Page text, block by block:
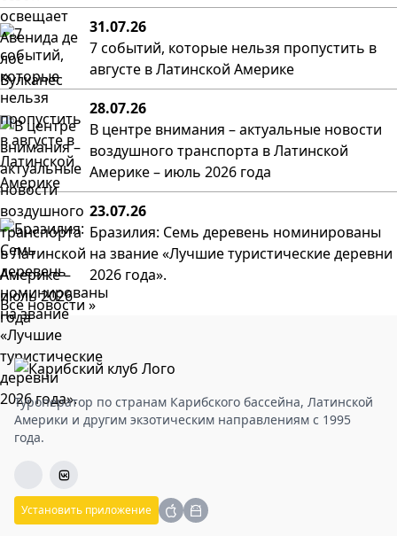
31.07.26
7 событий, которые нельзя пропустить в
августе в Латинской Америке
28.07.26
В центре внимания – актуальные новости
воздушного транспорта в Латинской
Америке – июль 2026 года
23.07.26
Бразилия: Семь деревень номинированы
на звание «Лучшие туристические деревни
2026 года».
Все новости »
Туроператор по странам Карибского бассейна, Латинской
Америки и другим экзотическим направлениям с 1995
года.
Установить приложение